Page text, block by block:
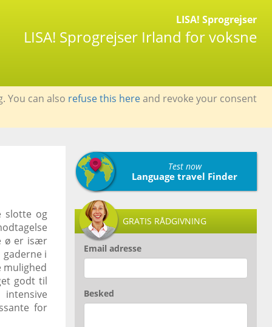
LISA! Sprogrejser
LISA! Sprogrejser Irland for voksne
You can also refuse this hereand revoke your consent
slotte og
ø er især
i
mulighed
godt til
for
Test now
Language travel Finder
GRATIS RÅDGIVNING
Email adresse
Besked